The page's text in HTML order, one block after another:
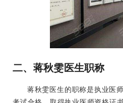
二、蒋秋雯医生职称
蒋秋雯医生的职称是执业医